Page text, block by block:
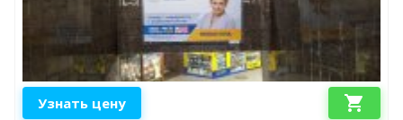
Узнать цену shopping_cart